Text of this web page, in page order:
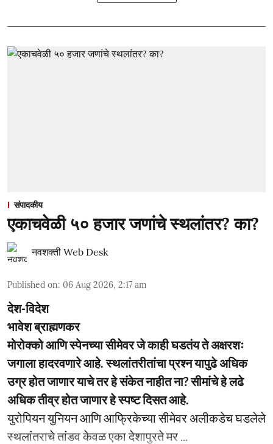
संपादकीय
एकाचवेळी ५० हजार जणांचे स्थलांतर? का?
नवशक्ती Web Desk
Published on: 06 Aug 2026, 2:17 am
देश-विदेश
भावेश ब्राह्मणकर
मोरोक्को आणि स्पेनच्या सीमेवर जे काही घडतंय ते अक्षरशः
जगाला हादरवणारे आहे. स्थलांतरीतांचा प्रश्न यापुढे अधिक
उग्र होत जाणार याचे तर हे संकेत नाहीत ना? सीमांचे हे लढे
अधिक तीव्र होत जाणार हे स्पष्ट दिसत आहे.
युरोपियन युनियन आणि आफ्रिकेच्या सीमेवर अलीकडेच घडलेले
स्थलांतराचे तांडव केवळ एका देशापुरते मर ...